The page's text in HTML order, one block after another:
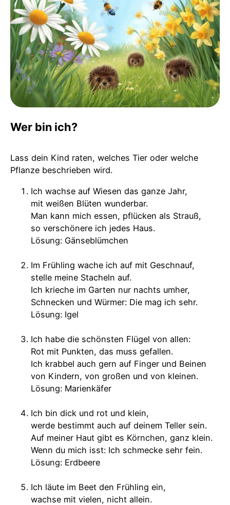
Wer bin ich?
Lass dein Kind raten, welches Tier oder welche
Pflanze beschrieben wird.
Ich wachse auf Wiesen das ganze Jahr,
mit weißen Blüten wunderbar.
Man kann mich essen, pflücken als Strauß,
so verschönere ich jedes Haus.
Lösung: Gänseblümchen
Im Frühling wache ich auf mit Geschnauf,
stelle meine Stacheln auf.
Ich krieche im Garten nur nachts umher,
Schnecken und Würmer: Die mag ich sehr.
Lösung: Igel
Ich habe die schönsten Flügel von allen:
Rot mit Punkten, das muss gefallen.
Ich krabbel auch gern auf Finger und Beinen
von Kindern, von großen und von kleinen.
Lösung: Marienkäfer
Ich bin dick und rot und klein,
werde bestimmt auch auf deinem Teller sein.
Auf meiner Haut gibt es Körnchen, ganz klein.
Wenn du mich isst: Ich schmecke sehr fein.
Lösung: Erdbeere
Ich läute im Beet den Frühling ein,
wachse mit vielen, nicht allein.